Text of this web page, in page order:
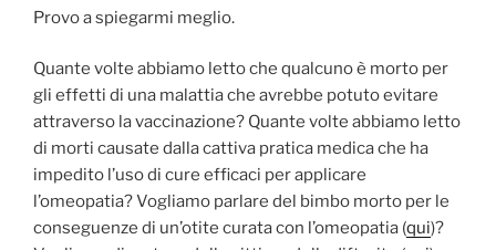
Provo a spiegarmi meglio.
Quante volte abbiamo letto che qualcuno è morto per
gli effetti di una malattia che avrebbe potuto evitare
attraverso la vaccinazione? Quante volte abbiamo letto
di morti causate dalla cattiva pratica medica che ha
impedito l’uso di cure efficaci per applicare
l’omeopatia? Vogliamo parlare del bimbo morto per le
conseguenze di un’otite curata con l’omeopatia (qui)?